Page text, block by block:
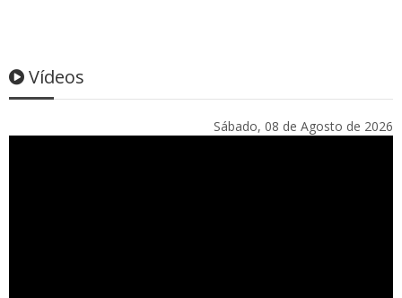
Vídeos
Sábado, 08 de Agosto de 2026